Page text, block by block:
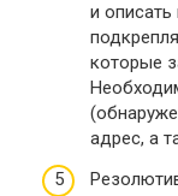
и
которые
адрес, а